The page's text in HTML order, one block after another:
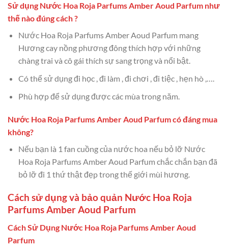
Sử dụng Nước Hoa Roja Parfums Amber Aoud Parfum như
thế nào đúng cách ?
Nước Hoa Roja Parfums Amber Aoud Parfum mang
Hương cay nồng phương đông thích hợp với những
chàng trai và cô gái thích sự sang trọng và nổi bật.
Có thể sử dụng đi học , đi làm , đi chơi , đi tiệc , hẹn hò ,….
Phù hợp để sử dụng được các mùa trong năm.
Nước Hoa Roja Parfums Amber Aoud Parfum có đáng mua
không?
Nếu bạn là 1 fan cuồng của nước hoa nếu bỏ lỡ Nước
Hoa Roja Parfums Amber Aoud Parfum chắc chắn bạn đã
bỏ lỡ đi 1 thứ thật đẹp trong thế giới mùi hương.
Cách sử dụng và bảo quản Nước Hoa Roja
Parfums Amber Aoud Parfum
Cách Sử Dụng Nước Hoa Roja Parfums Amber Aoud
Parfum